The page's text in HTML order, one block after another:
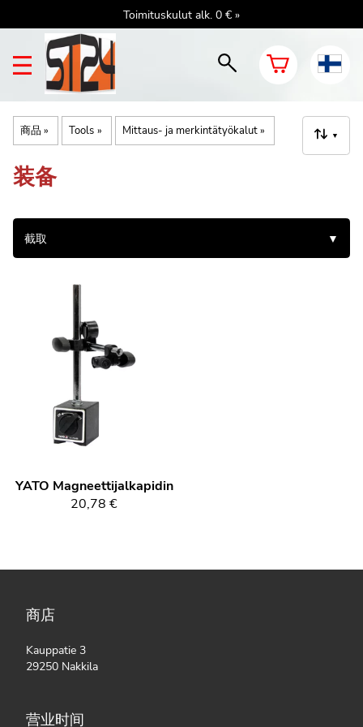
Toimituskulut alk. 0 € »
商品 ‪» Tools ‪» Mittaus- ja merkintätyökalut‪» ▼
装备
截取 ▼
YATO Magneettijalkapidin
20,78 €
商店
Kauppatie 3
29250 Nakkila
营业时间